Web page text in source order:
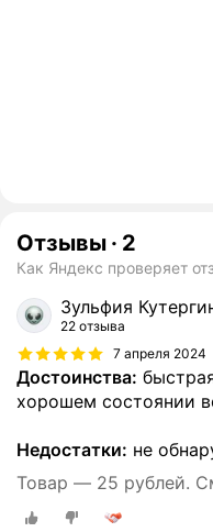
Отзывы · 2
Как Яндекс проверяет
Зульфия
22 отзыва
7 апреля 2024
Достоинства:
хорошем состоянии
Недостатки: не
Товар — 25 рублей.